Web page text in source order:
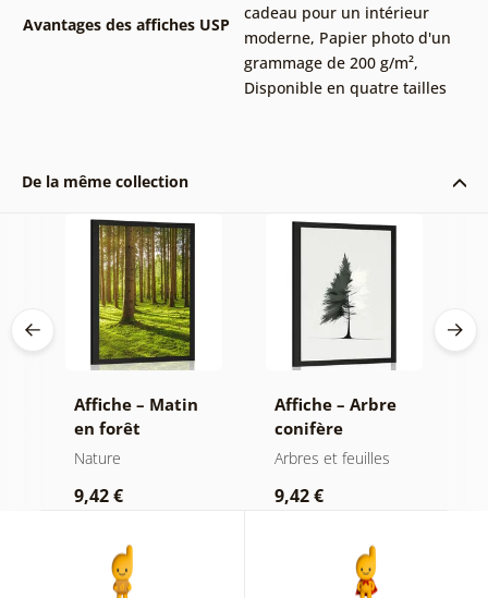
Avantages des affiches USP
cadeau pour un intérieur
moderne, Papier photo d'un
grammage de 200 g/m²,
Disponible en quatre tailles
De la même collection
Affiche – Matin
en forêt
Nature
9,42 €
Affiche – Arbre
conifère
minimaliste
Arbres et feuilles
9,42 €